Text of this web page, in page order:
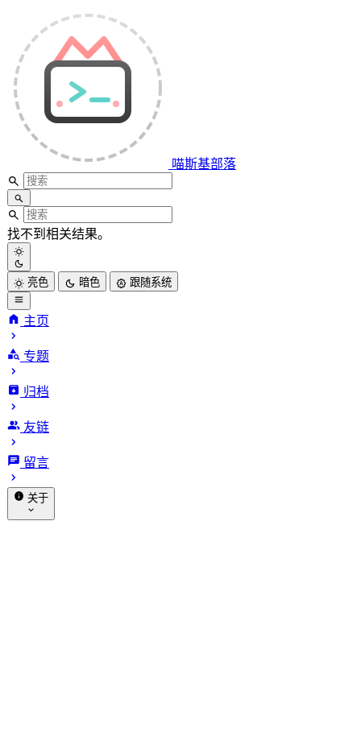
喵斯基部落
找不到相关结果。
亮色 暗色 跟随系统
主页
专题
归档
友链
留言
关于
Claude Code 的 CLAUDE.md 怎
么写？这 12 条规则，管住 AI
Agent 的静默失败
发布于 2026-06-02